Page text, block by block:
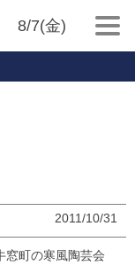
8/7(金)
2011/10/31
窓町の寒風陶芸会